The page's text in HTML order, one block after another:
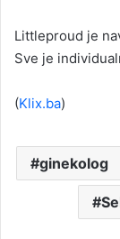
Littleproud je
Sve je
(Klix.ba)
ginekolog